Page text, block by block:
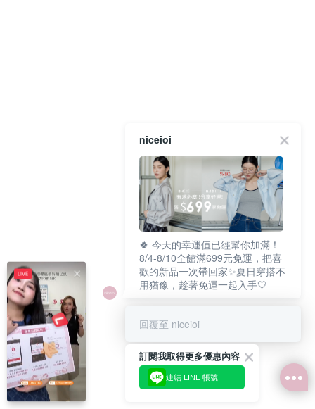
niceioi
🍀 今天的幸運值已經幫你加滿！
8/4-8/10全館滿699元免運，把喜
歡的新品一次帶回家✨夏日穿搭不
用猶豫，趁著免運一起入手🤍
回覆至 niceioi
訂閱我取得更多優惠內容
連結 LINE 帳號